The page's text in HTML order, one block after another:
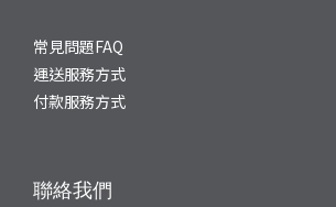
常見問題FAQ
運送服務方式
付款服務方式
聯絡我們